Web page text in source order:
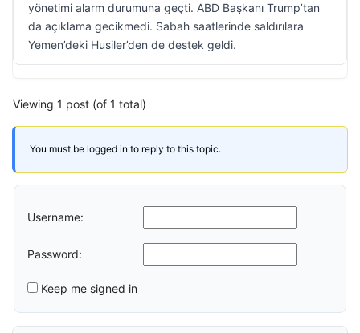
yönetimi alarm durumuna geçti. ABD Başkanı Trump’tan
da açıklama gecikmedi. Sabah saatlerinde saldırılara
Yemen’deki Husiler’den de destek geldi.
Viewing 1 post (of 1 total)
You must be logged in to reply to this topic.
Username:
Password:
Keep me signed in